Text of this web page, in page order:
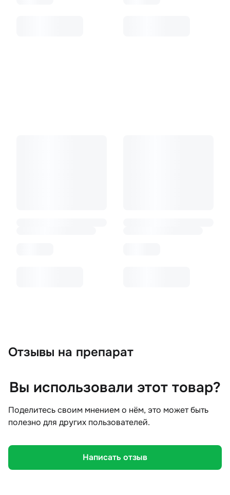
Отзывы на препарат
Вы использовали этот товар?
Поделитесь своим мнением о нём, это может быть
полезно для других пользователей.
Написать отзыв